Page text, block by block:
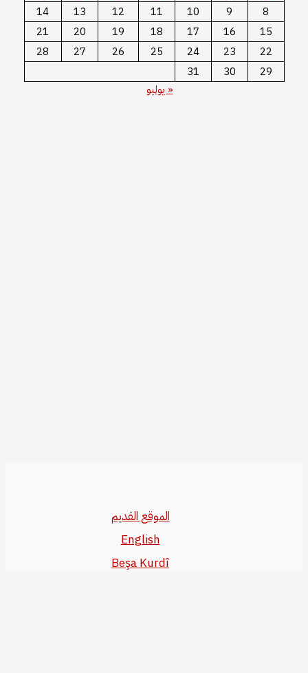
8
9
10
11
12
13
14
15
16
17
18
19
20
21
22
23
24
25
26
27
28
29
30
31
« يوليو
الموقع القديم
English
Beşa Kurdî